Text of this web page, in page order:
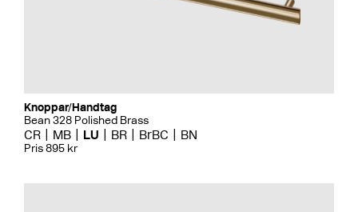
Knoppar/Handtag
Bean 328 Polished Brass
CR MB LU BR BrBC BN
Pris 895 kr